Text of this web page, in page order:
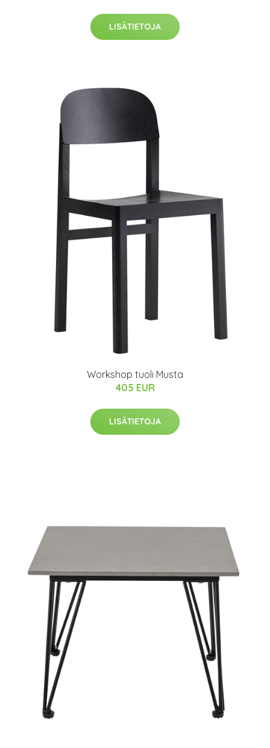
LISÄTIETOJA
Workshop tuoli Musta
405 EUR
LISÄTIETOJA